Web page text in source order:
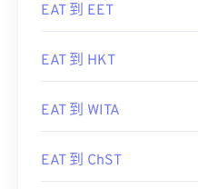
EAT 到 EET
EAT 到 HKT
EAT 到 WITA
EAT 到 ChST